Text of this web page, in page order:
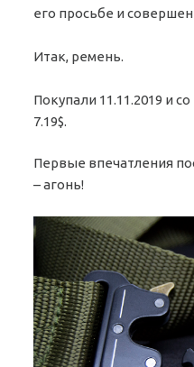
его просьбе и
Итак, ремень.
Покупали 11.11.2019 и
7.19$.
Первые впечатления
– агонь!